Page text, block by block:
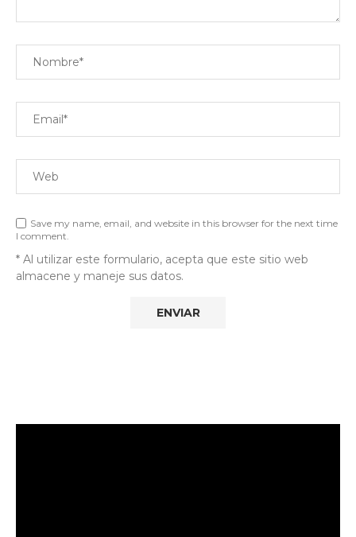
Save my name, email, and website in this browser for the next time
I comment.
* Al utilizar este formulario, acepta que este sitio web
almacene y maneje sus datos.